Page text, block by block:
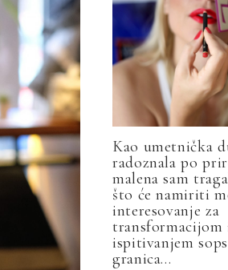
Kao umetnička
radoznala po
malena sam
što će namiriti
interesovanje za
transformacijom
ispitivanjem
granica...